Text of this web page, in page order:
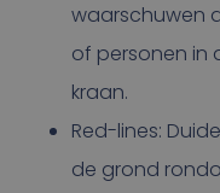
waarschuwen
of personen in
kraan.
Red-lines:
de grond